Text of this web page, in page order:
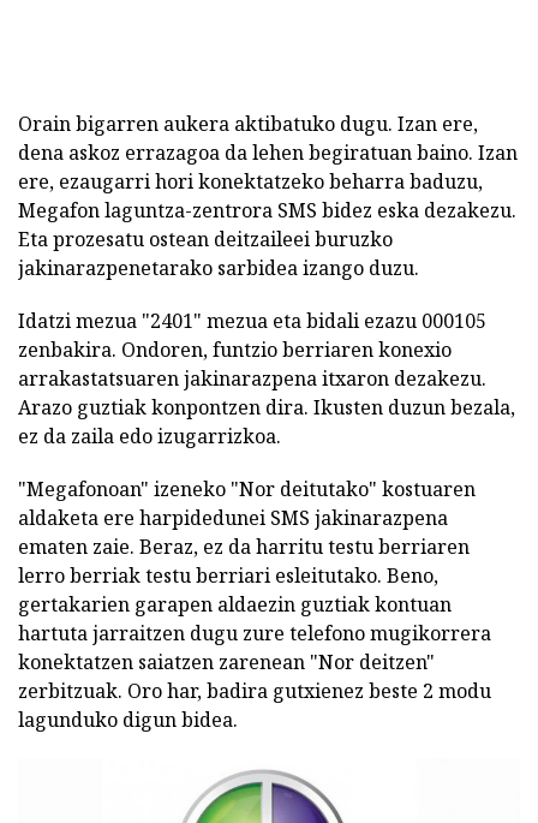
Orain bigarren aukera aktibatuko dugu. Izan ere,
dena askoz errazagoa da lehen begiratuan baino. Izan
ere, ezaugarri hori konektatzeko beharra baduzu,
Megafon laguntza-zentrora SMS bidez eska dezakezu.
Eta prozesatu ostean deitzaileei buruzko
jakinarazpenetarako sarbidea izango duzu.
Idatzi mezua "2401" mezua eta bidali ezazu 000105
zenbakira. Ondoren, funtzio berriaren konexio
arrakastatsuaren jakinarazpena itxaron dezakezu.
Arazo guztiak konpontzen dira. Ikusten duzun bezala,
ez da zaila edo izugarrizkoa.
"Megafonoan" izeneko "Nor deitutako" kostuaren
aldaketa ere harpidedunei SMS jakinarazpena
ematen zaie. Beraz, ez da harritu testu berriaren
lerro berriak testu berriari esleitutako. Beno,
gertakarien garapen aldaezin guztiak kontuan
hartuta jarraitzen dugu zure telefono mugikorrera
konektatzen saiatzen zarenean "Nor deitzen"
zerbitzuak. Oro har, badira gutxienez beste 2 modu
lagunduko digun bidea.